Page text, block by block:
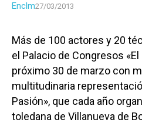
Enclm27/03/2013
Más de 100 actores y 20
el Palacio de Congresos «El
próximo 30 de marzo con
multitudinaria
Pasión», que cada año
toledana de Villanueva de